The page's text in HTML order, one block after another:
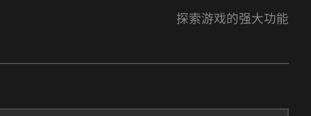
探索游戏的强大功能